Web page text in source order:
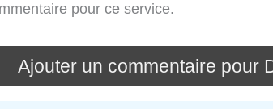
pour ce service.
Ajouter un commentaire pour